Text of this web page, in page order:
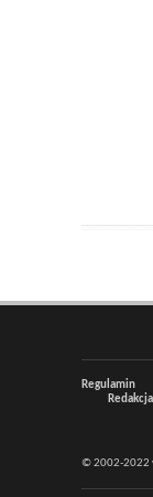
Regulamin
Redakcja
© 2002-2022